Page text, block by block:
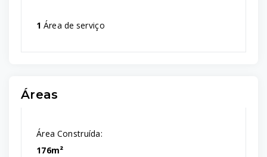
1 Área de serviço
Áreas
Área Construída:
176m²